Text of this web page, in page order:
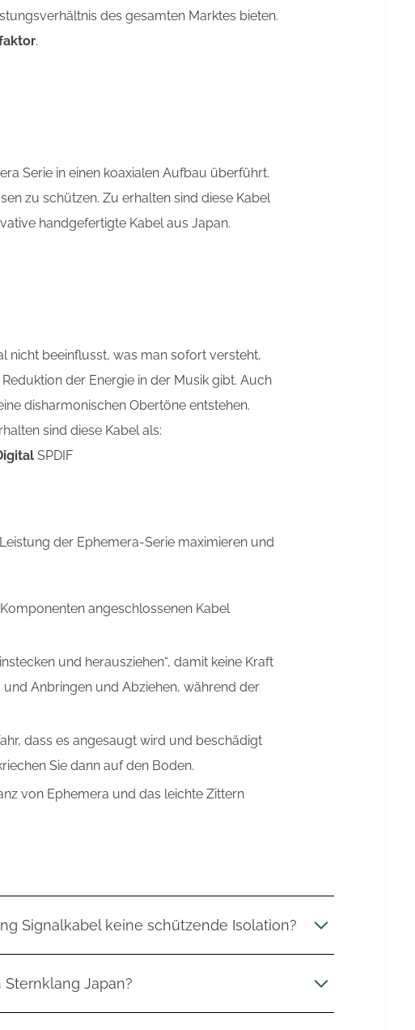
des gesamten Marktes bieten.
.
Serie in einen koaxialen Aufbau überführt.
zu schützen. Zu erhalten sind diese Kabel
handgefertigte Kabel aus Japan.
nicht beeinflusst, was man sofort versteht,
der Energie in der Musik gibt. Auch
disharmonischen Obertöne entstehen.
sind diese Kabel als:
SPDIF
der Ephemera-Serie maximieren und
angeschlossenen Kabel
und herausziehen“, damit keine Kraft
Anbringen und Abziehen, während der
dass es angesaugt wird und beschädigt
Sie dann auf den Boden.
von Ephemera und das leichte Zittern
Signalkabel keine schützende Isolation?
des Kabelleiters. Die leitende Kupferfolie ist so
den durchfließenden Strom nicht in Schwingung
Japan?